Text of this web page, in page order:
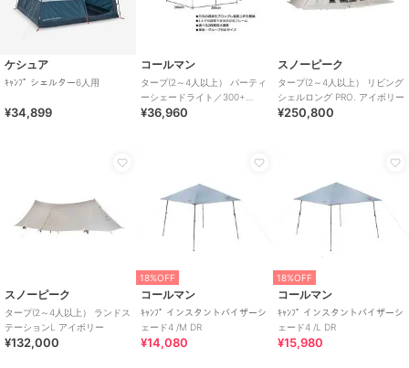
ケシュア
ｷｬﾝﾌﾟ シェルター6人用
¥34,899
コールマン
タープ(2～4人以上） パーティ
ーシェードライト／300+
DARK ROOM
¥36,960
スノーピーク
タープ(2～4人以上） リビング
シェルロング PRO. アイボリー
¥250,800
スノーピーク
タープ(2～4人以上） ランドス
テーションL アイボリー
¥132,000
18%OFF
コールマン
ｷｬﾝﾌﾟ インスタントバイザーシ
ェード4 /M DR
¥14,080
18%OFF
コールマン
ｷｬﾝﾌﾟ インスタントバイザーシ
ェード4 /L DR
¥15,980